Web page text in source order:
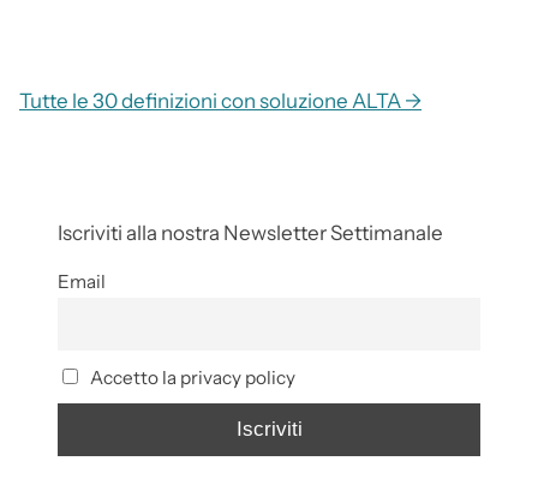
Tutte le 30 definizioni con soluzione ALTA →
Iscriviti alla nostra Newsletter Settimanale
Email
Accetto la privacy policy